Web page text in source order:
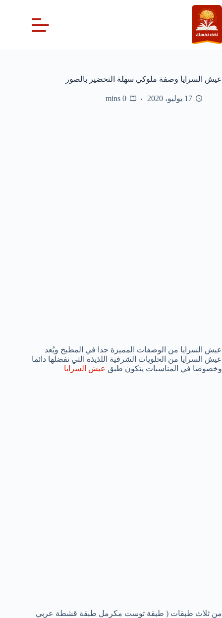
التجاوز
إلى
المحتوى
عيش السرايا وصفة ملوكي سهلة التحضير بالصور
17 يوليو، 2020 0 mins
عيش السرايا من الوصفات المميزة جدا في المطبخ ويُعد
عيش السرايا من الحلويات الشرقية اللذيذة التي نفضلها دائما
وخصوصا في المناسبات يتكون طبق عيش السرايا
من ثلاث طبقات ( طبقة توست مكرمل طبقة قشطة عربي